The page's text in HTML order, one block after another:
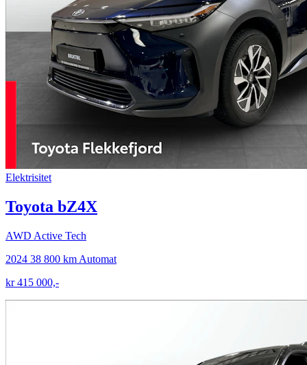
Elektrisitet
Toyota bZ4X
AWD Active Tech
2024 38 800 km Automat
kr 415 000,-